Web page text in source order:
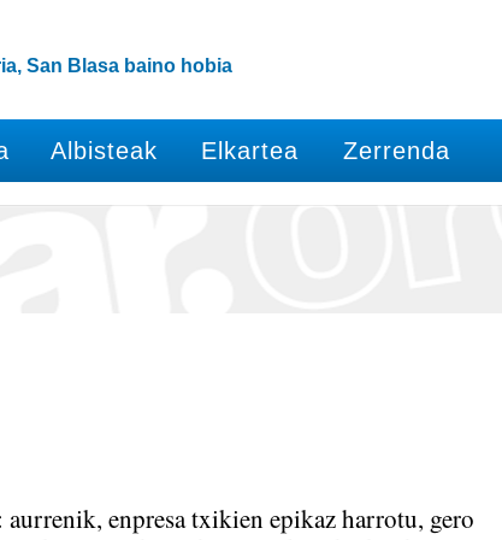
San Blasa baino hobia
Albisteak Elkartea Zerrenda
enpresa txikien epikaz harrotu, gero